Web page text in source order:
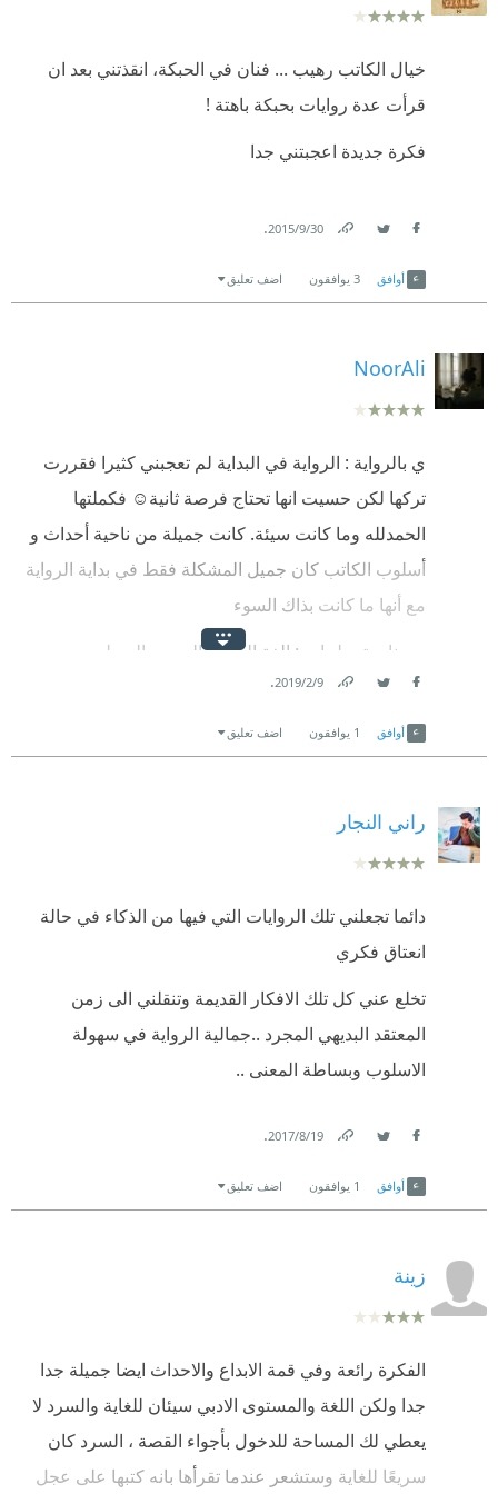
فكرة تحفة وجديدة
:)
خيال الكاتب رهيب ... فنان في الحبكة، انقذتني بعد ان
قرأت عدة روايات بحبكة باهتة !
فكرة جديدة اعجبتني جدا
30‏/9‏/2015
.
أوافق 3 يوافقون اضف تعليق
NoorAli
ي بالرواية : الرواية في البداية لم تعجبني كثيرا فقررت
تركها لكن حسيت انها تحتاج فرصة ثانية☺ فكملتها
الحمدلله وما كانت سيئة. كانت جميلة من ناحية أحداث و
أسلوب الكاتب كان جميل المشكلة فقط في بداية الرواية
مع أنها ما كانت بذاك السوء
من ناحية سلبيات : الغة العامية الي بين السطور
-------------------
أسلوب الكاتب
الفكرة
تقيمي 4.6 من 5
⭐|⭐⭐⭐⭐
9‏/2‏/2019
.
أوافق 1 يوافقون اضف تعليق
راني النجار
دائما تجعلني تلك الروايات التي فيها من الذكاء في حالة
انعتاق فكري
تخلع عني كل تلك الافكار القديمة وتنقلني الى زمن
المعتقد البديهي المجرد ..جمالية الرواية في سهولة
الاسلوب وبساطة المعنى ..
19‏/8‏/2017
.
أوافق 1 يوافقون اضف تعليق
زينة
الفكرة رائعة وفي قمة الابداع والاحداث ايضا جميلة جدا
جدا ولكن اللغة والمستوى الادبي سيئان للغاية والسرد لا
يعطي لك المساحة للدخول بأجواء القصة ، السرد كان
سريعًا للغاية وستشعر عندما تقرأها بانه كتبها على عجل